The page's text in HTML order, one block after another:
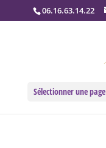
06.16.63.14.22
Sélectionner une page